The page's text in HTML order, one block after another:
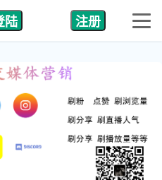
陆 注册